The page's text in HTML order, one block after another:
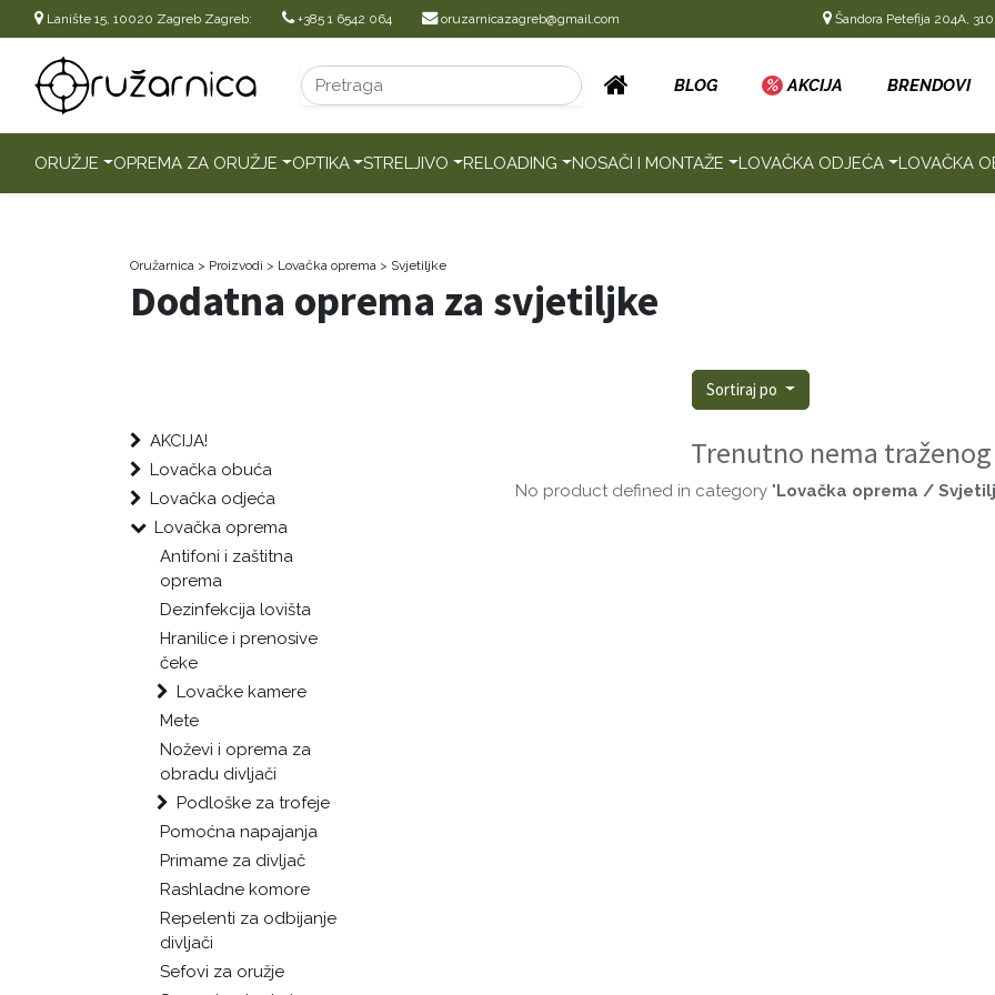
Lanište 15, 10020 Zagreb Zagreb: +385 1 6542 064 oruzarnicazagreb@gmail.com Šandora Petefija 204A,
BLOG % AKCIJA BRENDOVI
ORUŽJE OPREMA ZA ORUŽJE OPTIKA STRELJIVO RELOADING NOSAČI I MONTAŽE LOVAČKA ODJEĆA LOVAČKA
Oružarnica > Proizvodi > Lovačka oprema > Svjetiljke
Dodatna oprema za svjetiljke
Sortiraj po
AKCIJA!
Lovačka obuća
Lovačka odjeća
Lovačka oprema
Antifoni i zaštitna
oprema
Dezinfekcija lovišta
Hranilice i prenosive
čeke
Lovačke kamere
Mete
Noževi i oprema za
obradu divljači
Podloške za trofeje
Pomoćna napajanja
Primame za divljač
Rashladne komore
Repelenti za odbijanje
divljači
Sefovi za oružje
Trenutno nema
No product defined in category "Lovačka oprema /